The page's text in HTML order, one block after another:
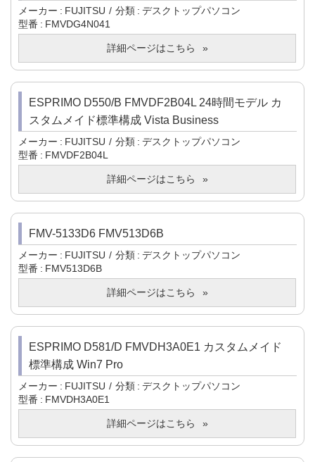
メーカー FUJITSU 分類
デスクトップパソコン
型番
FMVDG4N041
詳細ページはこちら
ESPRIMO D550/B FMVDF2B04L 24時間モデル カ
スタムメイド標準構成 Vista Business
メーカー FUJITSU 分類
デスクトップパソコン
型番
FMVDF2B04L
詳細ページはこちら
FMV-5133D6 FMV513D6B
メーカー FUJITSU 分類
デスクトップパソコン
型番
FMV513D6B
詳細ページはこちら
ESPRIMO D581/D FMVDH3A0E1 カスタムメイド
標準構成 Win7 Pro
メーカー FUJITSU 分類
デスクトップパソコン
型番
FMVDH3A0E1
詳細ページはこちら